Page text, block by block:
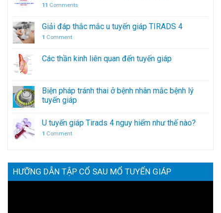
11 Comments
Giải đáp thắc mắc u tuyến giáp TIRADS 4
1 Comment
Các thần kinh liên quan đến tuyến giáp
Biện pháp tránh thai ở bệnh nhân mắc bệnh lý
tuyến giáp
U tuyến giáp Tirads 4 nguy hiểm như thế nào?
1 Comment
HƯỠNG DẪN TẬP CỔ SAU MỔ TUYẾN GIÁP